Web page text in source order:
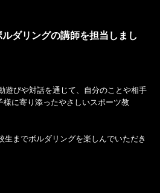
ダリングの講師を担当しまし
遊びや対話を通じて、自分のことや相手
に寄り添ったやさしいスポーツ教
までボルダリングを楽しんでいただき